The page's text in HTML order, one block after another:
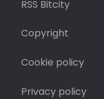
RSS Bitcity
Copyright
Cookie policy
Privacy policy